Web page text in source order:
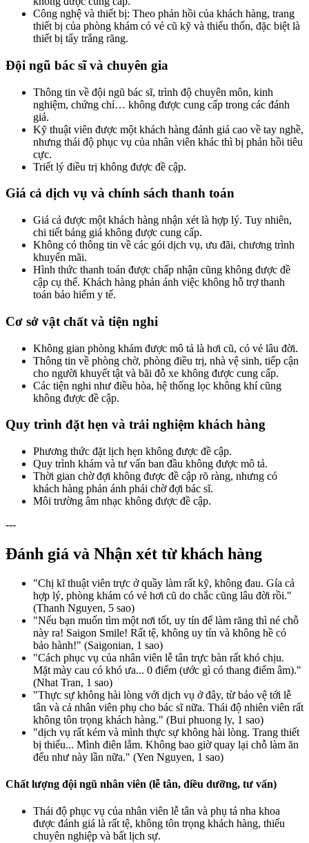
Công nghệ và thiết bị: Theo phản hồi của khách hàng, trang
thiết bị của phòng khám có vẻ cũ kỹ và thiếu thốn, đặc biệt là
thiết bị tẩy trắng răng.
Đội ngũ bác sĩ và chuyên gia
Thông tin về đội ngũ bác sĩ, trình độ chuyên môn, kinh
nghiệm, chứng chỉ… không được cung cấp trong các đánh
giá.
Kỹ thuật viên được một khách hàng đánh giá cao về tay nghề,
nhưng thái độ phục vụ của nhân viên khác thì bị phản hồi tiêu
cực.
Triết lý điều trị không được đề cập.
Giá cả dịch vụ và chính sách thanh toán
Giá cả được một khách hàng nhận xét là hợp lý. Tuy nhiên,
chi tiết bảng giá không được cung cấp.
Không có thông tin về các gói dịch vụ, ưu đãi, chương trình
khuyến mãi.
Hình thức thanh toán được chấp nhận cũng không được đề
cập cụ thể. Khách hàng phản ánh việc không hỗ trợ thanh
toán bảo hiểm y tế.
Cơ sở vật chất và tiện nghi
Không gian phòng khám được mô tả là hơi cũ, có vẻ lâu đời.
Thông tin về phòng chờ, phòng điều trị, nhà vệ sinh, tiếp cận
cho người khuyết tật và bãi đỗ xe không được cung cấp.
Các tiện nghi như điều hòa, hệ thống lọc không khí cũng
không được đề cập.
Quy trình đặt hẹn và trải nghiệm khách hàng
Phương thức đặt lịch hẹn không được đề cập.
Quy trình khám và tư vấn ban đầu không được mô tả.
Thời gian chờ đợi không được đề cập rõ ràng, nhưng có
khách hàng phản ánh phải chờ đợi bác sĩ.
Môi trường âm nhạc không được đề cập.
---
Đánh giá và Nhận xét từ khách hàng
"Chị kĩ thuật viên trực ở quầy làm rất kỹ, không đau. Gía cả
hợp lý, phòng khám có vẻ hơi cũ do chắc cũng lâu đời rồi."
(Thanh Nguyen, 5 sao)
"Nếu bạn muốn tìm một nơi tốt, uy tín để làm răng thì né chỗ
này ra! Saigon Smile! Rất tệ, không uy tín và không hề có
bảo hành!" (Saigonian, 1 sao)
"Cách phục vụ của nhân viên lễ tân trực bàn rất khó chịu.
Mặt mày cau có khó ưa... 0 điểm (ước gì có thang điểm âm)."
(Nhat Tran, 1 sao)
"Thực sự không hài lòng với dịch vụ ở đây, từ bảo vệ tới lễ
tân và cả nhân viên phụ cho bác sĩ nữa. Thái độ nhiên viên rất
không tôn trọng khách hàng." (Bui phuong ly, 1 sao)
"dịch vụ rất kém và mình thực sự không hài lòng. Trang thiết
bị thiếu... Mình điên lắm. Không bao giờ quay lại chỗ làm ăn
đểu như này lần nữa." (Yen Nguyen, 1 sao)
Chất lượng đội ngũ nhân viên (lễ tân, điều dưỡng, tư vấn)
Thái độ phục vụ của nhân viên lễ tân và phụ tá nha khoa
được đánh giá là rất tệ, không tôn trọng khách hàng, thiếu
chuyên nghiệp và bất lịch sự.